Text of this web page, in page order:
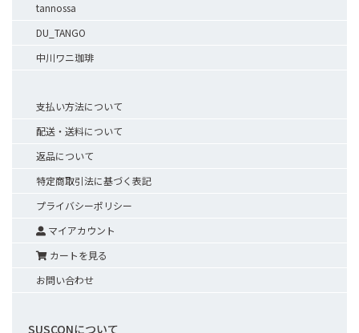
tannossa
DU_TANGO
中川ワニ珈琲
支払い方法について
配送・送料について
返品について
特定商取引法に基づく表記
プライバシーポリシー
マイアカウント
カートを見る
お問い合わせ
SUSCONについて